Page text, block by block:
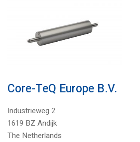
Core-TeQ Europe B.V.
Industrieweg 2
1619 BZ Andijk
The Netherlands